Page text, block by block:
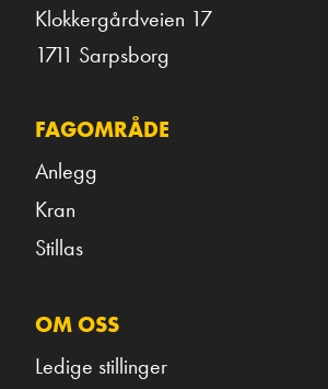
Klokkergårdveien 17
1711 Sarpsborg
FAGOMRÅDE
Anlegg
Kran
Stillas
OM OSS
Ledige stillinger